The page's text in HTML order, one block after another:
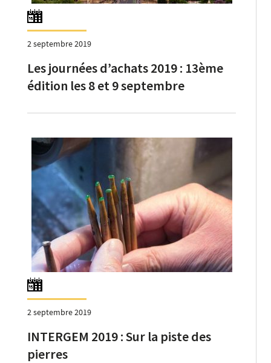
2 septembre 2019
Les journées d’achats 2019 : 13ème
édition les 8 et 9 septembre
2 septembre 2019
INTERGEM 2019 : Sur la piste des
pierres